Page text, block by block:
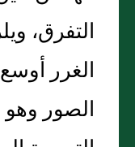
التفرق،
الغرر
الصور وهو